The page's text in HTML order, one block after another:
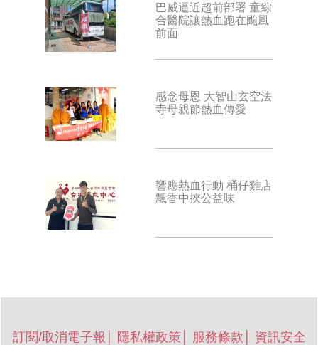
巴威逼近超前部署 童綜
合醫院讓熱血跑在颱風
前面
感念母恩 大智山玄空法
寺母親節熱血傳愛
響應熱血行動 桶仔雞店
飄香中挾公益味
訂閱/取消電子報 隱私權政策 服務條款
資訊安全